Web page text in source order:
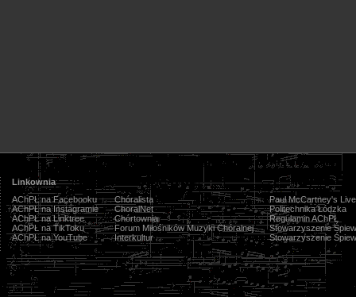
Linkownia
AChPŁ na Facebooku
AChPŁ na Instagramie
AChPŁ na Linktree
AChPŁ na TikToku
AChPŁ na YouTube
Chóralista
ChoralNet
Chórtownia
Forum Miłośników Muzyki Chóralnej
Interkultur
Paul McCartney's
Politechnika Łódzka
Regulamin AChPŁ
Stowarzyszenie
Stowarzyszenie